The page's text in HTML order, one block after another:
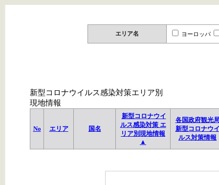
エリア名 ヨーロッパ
新型コロナウイルス感染対策エリア別
現地情報
No エリア 国名
新型コロナウイ
ルス感染対策 エ
リア別現地情報
▲
各国政府観光
新型コロナウ
ルス対策情報